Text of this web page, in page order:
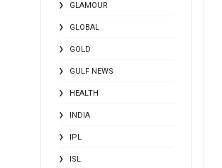
GLAMOUR
GLOBAL
GOLD
GULF NEWS
HEALTH
INDIA
IPL
ISL